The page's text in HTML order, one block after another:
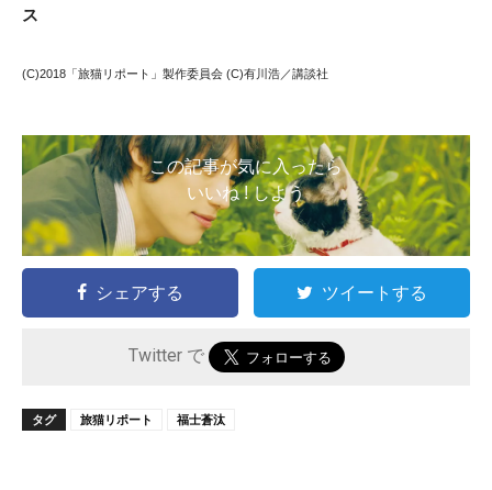
ス
(C)2018「旅猫リポート」製作委員会 (C)有川浩／講談社
この記事が気に入ったら
いいね ! しよう
シェアする ツイートする
Twitter で
タグ 旅猫リポート 福士蒼汰